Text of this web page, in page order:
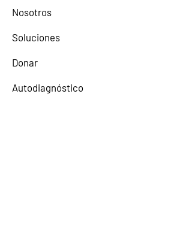
Nosotros
Soluciones
Donar
Autodiagnóstico